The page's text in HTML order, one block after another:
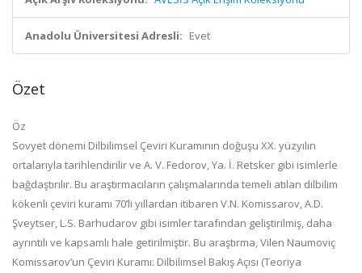
Anadolu Üniversitesi Adresli: Evet
Özet
Öz
Sovyet dönemi Dilbilimsel Çeviri Kuramının doğuşu XX. yüzyılın
ortalarıyla tarihlendirilir ve A. V. Fedorov, Ya. İ. Retsker gibi isimlerle
bağdaştırılır. Bu araştırmacıların çalışmalarında temeli atılan dilbilim
kökenli çeviri kuramı 70’li yıllardan itibaren V.N. Komissarov, A.D.
Şveytser, L.S. Barhudarov gibi isimler tarafından geliştirilmiş, daha
ayrıntılı ve kapsamlı hale getirilmiştir. Bu araştırma, Vilen Naumoviç
Komissarov’un Çeviri Kuramı: Dilbilimsel Bakış Açısı (Teoriya